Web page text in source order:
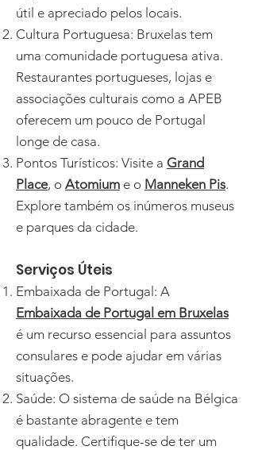
útil e apreciado pelos locais.
Cultura Portuguesa: Bruxelas tem
uma comunidade portuguesa ativa.
Restaurantes portugueses, lojas e
associações culturais como a APEB
oferecem um pouco de Portugal
longe de casa.
Pontos Turísticos: Visite a Grand
Place, o Atomium e o Manneken Pis.
Explore também os inúmeros museus
e parques da cidade.
Serviços Úteis
Embaixada de Portugal: A
Embaixada de Portugal em Bruxelas
é um recurso essencial para assuntos
consulares e pode ajudar em várias
situações.
Saúde: O sistema de saúde na Bélgica
é bastante abragente e tem
qualidade. Certifique-se de ter um